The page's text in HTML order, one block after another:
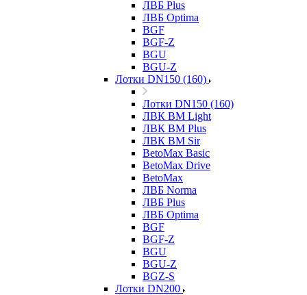
ЛВБ Plus
ЛВБ Optima
BGF
BGF-Z
BGU
BGU-Z
Лотки DN150 (160)
Лотки DN150 (160)
ЛВК ВМ Light
ЛВК ВМ Plus
ЛВК ВМ Sir
BetoMax Basic
BetoMax Drive
BetoMax
ЛВБ Norma
ЛВБ Plus
ЛВБ Optima
BGF
BGF-Z
BGU
BGU-Z
BGZ-S
Лотки DN200